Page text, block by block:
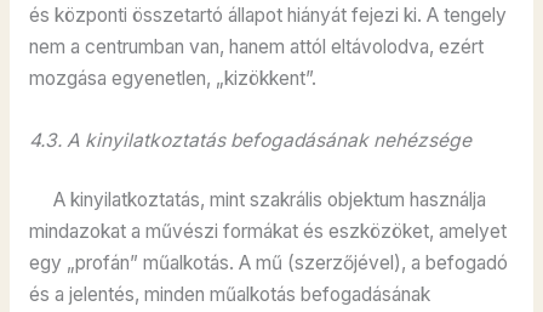
és központi összetartó állapot hiányát fejezi ki. A tengely
nem a centrumban van, hanem attól eltávolodva, ezért
mozgása egyenetlen, „kizökkent”.
4.3. A kinyilatkoztatás befogadásának nehézsége
A kinyilatkoztatás, mint szakrális objektum használja
mindazokat a művészi formákat és eszközöket, amelyet
egy „profán” műalkotás. A mű (szerzőjével), a befogadó
és a jelentés, minden műalkotás befogadásának